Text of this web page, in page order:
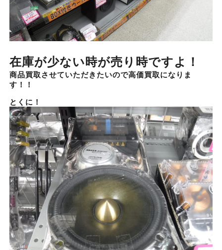
在庫が少ない時が売り時ですよ！
商品買取させていただきたいので高価買取になりま
す！！
とくに！